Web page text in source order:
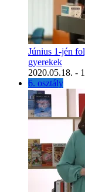
Június 1-jén
gyerekek
2020.05.18. -
6. osztály